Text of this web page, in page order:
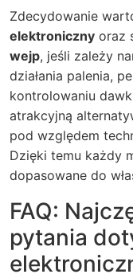
Zdecydowanie
elektroniczny oraz
wejp, jeśli zależy
działania palenia,
kontrolowaniu
atrakcyjną
pod względem
Dzięki temu każdy
dopasowane do
FAQ:
pytania